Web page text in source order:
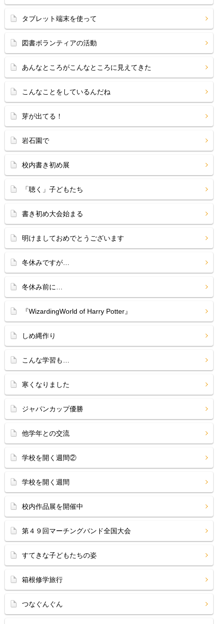
タブレット端末を使って
図書ボランティアの活動
あんなところがこんなところに見えてきた
こんなことをしているんだね
芽が出てる！
岩石園で
校内書き初め展
「聴く」子どもたち
書き初め大会始まる
明けましておめでとうございます
冬休みですが…
冬休み前に…
『WizardingWorld of Harry Potter』
しめ縄作り
こんな学習も…
寒くなりました
ジャパンカップ優勝
他学年との交流
学校を開く週間②
学校を開く週間
校内作品展を開催中
第４９回マーチングバンド全国大会
すてきな子どもたちの姿
箱根修学旅行
つなぐんぐん